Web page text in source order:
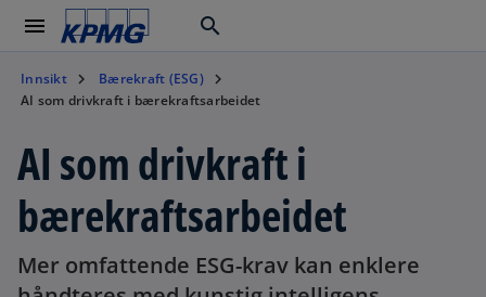
menu search
Innsikt
Bærekraft (ESG)
AI som drivkraft i bærekraftsarbeidet
AI som drivkraft i
bærekraftsarbeidet
Mer omfattende ESG-krav kan enklere